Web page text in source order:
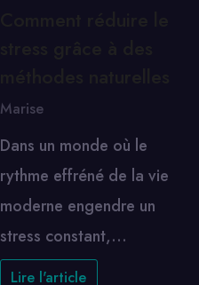
Marise
Dans un monde où le
rythme effréné de la vie
moderne engendre un
stress constant,…
Lire l'article